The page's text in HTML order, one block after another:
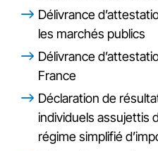
Délivrance
les marchés publics
Délivrance
France
Déclaration de
individuels assujettis
régime simplifié